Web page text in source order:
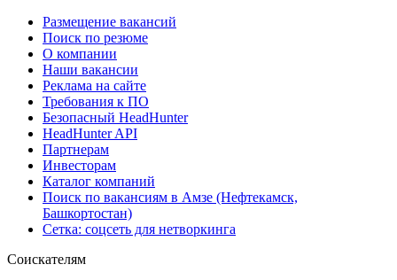
Размещение вакансий
Поиск по резюме
О компании
Наши вакансии
Реклама на сайте
Требования к ПО
Безопасный HeadHunter
HeadHunter API
Партнерам
Инвесторам
Каталог компаний
Поиск по вакансиям в Амзе (Нефтекамск,
Башкортостан)
Сетка: соцсеть для нетворкинга
Соискателям